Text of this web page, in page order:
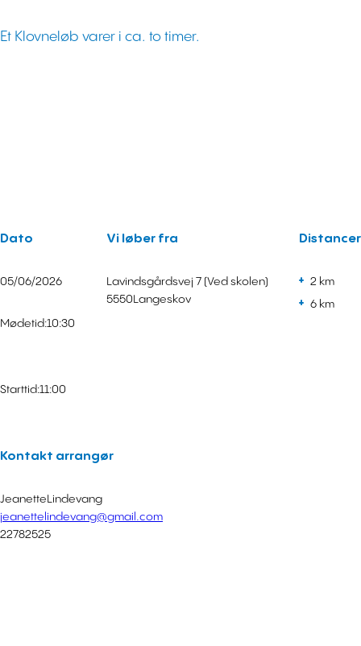
Et Klovneløb varer i ca. to timer.
Dato
05/06/2026
Mødetid:10:30
Starttid:11:00
Vi løber fra
Lavindsgårdsvej 7 (Ved skolen)
5550Langeskov
Distancer
2 km
6 km
Kontakt arrangør
JeanetteLindevang
jeanettelindevang@gmail.com
22782525